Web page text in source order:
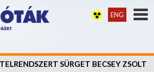
ENG
SÜRGET BECSEY ZSOLT